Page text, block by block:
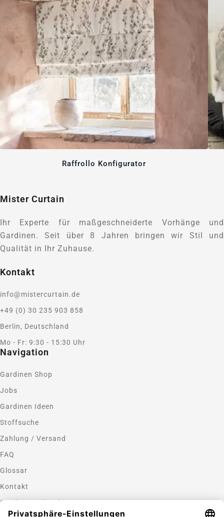
Raffrollo Konfigurator
Mister Curtain
Ihr Experte für maßgeschneiderte Vorhänge und
Gardinen. Seit über 8 Jahren bringen wir Stil und
Qualität in Ihr Zuhause.
Kontakt
info@mistercurtain.de
+49 (0) 30 235 903 858
Berlin, Deutschland
Mo - Fr: 9:30 - 15:30 Uhr
Navigation
Gardinen Shop
Jobs
Gardinen Ideen
Stoffsuche
Zahlung / Versand
FAQ
Glossar
Kontakt
Gardinen nähen lassen
Zahlungsmethoden